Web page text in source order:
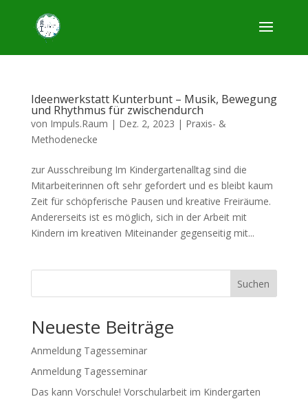
Ideenwerkstatt Kunterbunt – Musik, Bewegung
und Rhythmus für zwischendurch
von Impuls.Raum | Dez. 2, 2023 | Praxis- &
Methodenecke
zur Ausschreibung Im Kindergartenalltag sind die
Mitarbeiterinnen oft sehr gefordert und es bleibt kaum
Zeit für schöpferische Pausen und kreative Freiräume.
Andererseits ist es möglich, sich in der Arbeit mit
Kindern im kreativen Miteinander gegenseitig mit...
Suchen
Neueste Beiträge
Anmeldung Tagesseminar
Anmeldung Tagesseminar
Das kann Vorschule! Vorschularbeit im Kindergarten